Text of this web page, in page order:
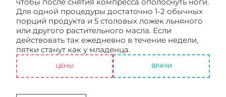
Для одной процедуры достаточно 1-2 обычных
порций продукта и 5 столовых ложек льняного
или другого растительного масла. Если
действовать так ежедневно в течение недели,
пятки станут как у младенца.
ЦЕНЫ ВРАЧИ